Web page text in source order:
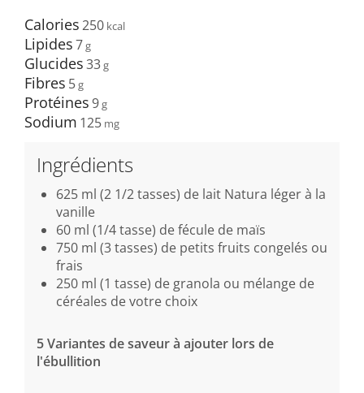
Calories250
Lipides7
Glucides33
Fibres 5
Protéines9
Sodium 125
Ingrédients
625 ml (2 1/2 tasses) de lait Natura léger à la
vanille
60 ml (1/4 tasse) de fécule de maïs
750 ml (3 tasses) de petits fruits congelés ou
frais
250 ml (1 tasse) de granola ou mélange de
céréales de votre choix
5 Variantes de saveur à ajouter lors de
l'ébullition